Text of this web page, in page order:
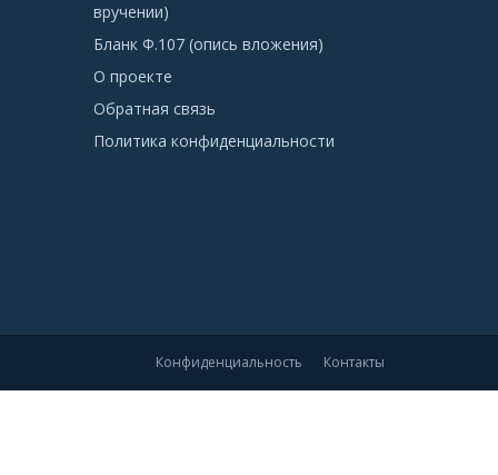
вручении)
Бланк Ф.107 (опись вложения)
О проекте
Обратная связь
Политика конфиденциальности
Конфиденциальность Контакты